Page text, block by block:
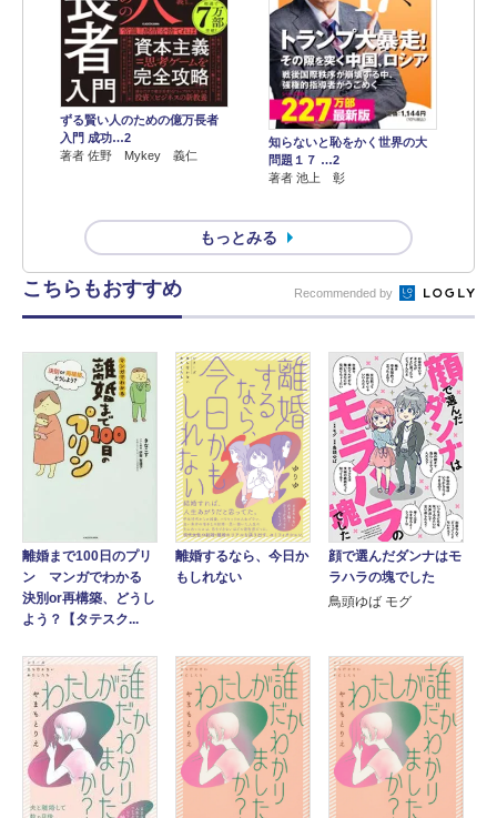
ずる賢い人のための億万長者
入門 成功…2
著者 佐野 Mykey 義仁
知らないと恥をかく世界の大
問題１７ …2
著者 池上 彰
もっとみる
こちらもおすすめ Recommended by
離婚まで100日のプリ
ン マンガでわかる
決別or再構築、どうし
よう？【タテスク...
離婚するなら、今日か
もしれない
顔で選んだダンナはモ
ラハラの塊でした
鳥頭ゆば モグ